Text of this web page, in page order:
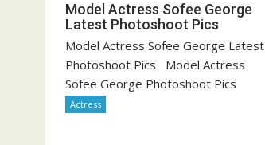
Model Actress Sofee George
Latest Photoshoot Pics
Model Actress Sofee George Latest
Photoshoot Pics Model Actress
Sofee George Photoshoot Pics
Actress